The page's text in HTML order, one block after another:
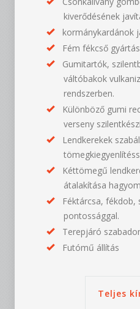
kiverődésének
kormánykardánok
Fém fékcső
Gumitartók,
váltóbakok
rendszerben.
Különböző gumi
verseny
Lendkerekek
Kéttömegű
átalakítása
Féktárcsa, fékdob,
pontossággal.
Terepjáró
Futómű állítás
Teljes